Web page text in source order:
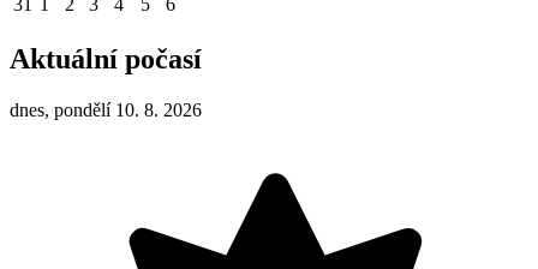
31 1 2 3 4 5 6
Aktuální počasí
dnes, pondělí 10. 8. 2026